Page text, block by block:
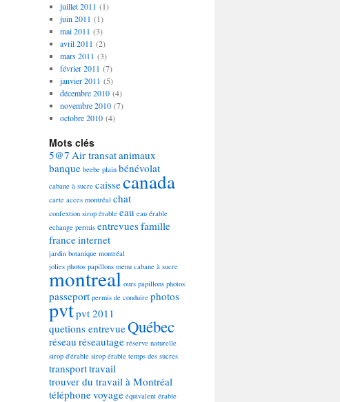
juillet 2011 (1)
juin 2011 (1)
mai 2011 (3)
avril 2011 (2)
mars 2011 (3)
février 2011 (7)
janvier 2011 (5)
décembre 2010(4)
novembre 2010(7)
octobre 2010(4)
Mots clés
5@7 Air transatanimaux
banque beebe plain bénévolat
cabane à sucre caissecanada
carte acces montréal chat
confextion sirop érable eau eau érable
echange permis entrevuesfamille
franceinternet
jardin botanique montréal
jolies photos papillons menu cabane à sucre
montreal ours papillons photos
passeport permis de conduire photos
pvtpvt 2011
quetions entrevueQuébec
réseau réseautage réserve naturelle
sirop d'érable sirop érable temps des sucres
transporttravail
trouver du travail à Montréal
téléphonevoyage équivalent érable